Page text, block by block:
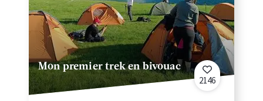
Mon premier trek en bivouac
2146